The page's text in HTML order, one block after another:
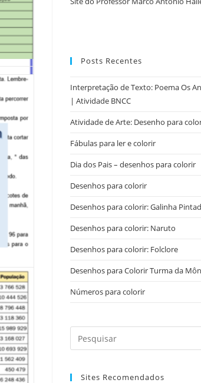
Posts Recentes
Interpretação de Texto: Poema Os
| Atividade BNCC
Atividade de Arte: Desenho para
Fábulas para ler e colorir
Dia dos Pais – desenhos para colorir
Desenhos para colorir
Desenhos para colorir: Galinha
Desenhos para colorir: Naruto
Desenhos para colorir: Folclore
Desenhos para Colorir Turma da
Números para colorir
Sites Recomendados